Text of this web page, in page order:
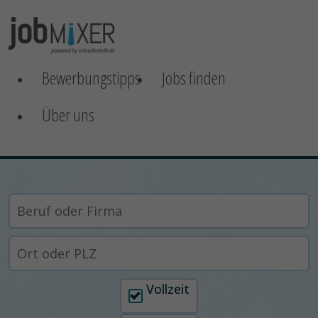
Bewerbungstipps
Jobs finden
Über uns
Arbeitszeit auswählen
Vollzeit